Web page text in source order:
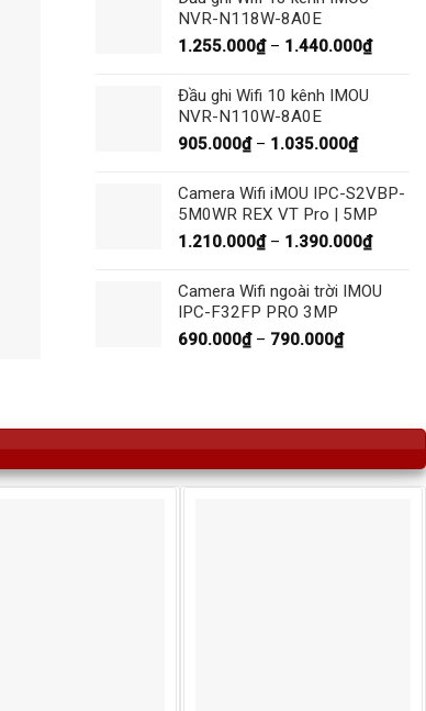
đến
NVR-N118W-8A0E
1.255.000₫ – 1.440.000₫Khoảng
Đầu ghi Wifi 10 kênh IMOU
NVR-N110W-8A0E
905.000₫ – 1.035.000₫Khoảng
từ
đến
Camera Wifi iMOU IPC-S2VBP-
5M0WR REX VT Pro | 5MP
1.210.000₫ – 1.390.000₫Khoảng
từ
Camera Wifi ngoài trời IMOU
IPC-F32FP PRO 3MP
690.000₫ – 790.000₫Khoảng
đến
790.000₫